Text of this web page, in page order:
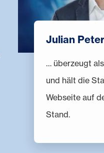
Julian
… überzeugt
und hält die
Webseite auf
Stand.